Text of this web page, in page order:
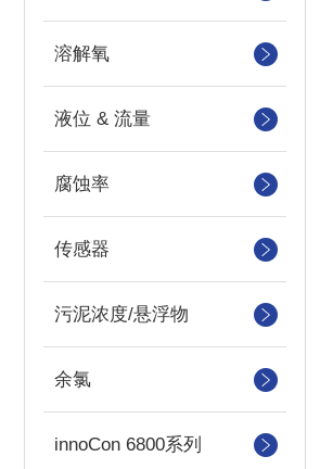
溶解氧
液位 & 流量
腐蚀率
传感器
污泥浓度/悬浮物
余氯
innoCon 6800系列